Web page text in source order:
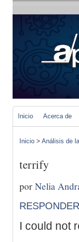
Inicio Acerca de
Inicio > Análisis de
terrify
porNelia
I could not